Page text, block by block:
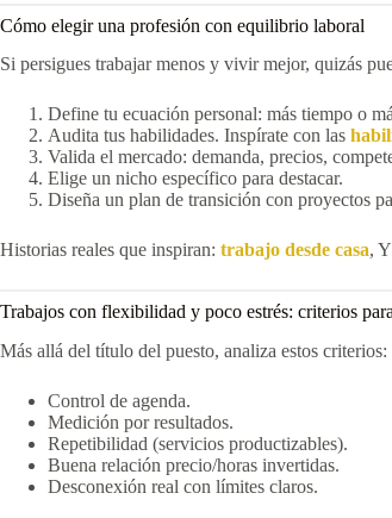
Cómo elegir una profesión con equilibrio laboral
Si persigues trabajar menos y vivir mejor, quizás
Define tu ecuación personal: más tiempo o
Audita tus habilidades. Inspírate con las
Valida el mercado: demanda, precios,
Elige un nicho específico para destacar.
Diseña un plan de transición con proyectos
Historias reales que inspiran: trabajo desde casa,
Trabajos con flexibilidad y poco estrés: criterios
Más allá del título del puesto, analiza estos criterios:
Control de agenda.
Medición por resultados.
Repetibilidad (servicios productizables).
Buena relación precio/horas invertidas.
Desconexión real con límites claros.